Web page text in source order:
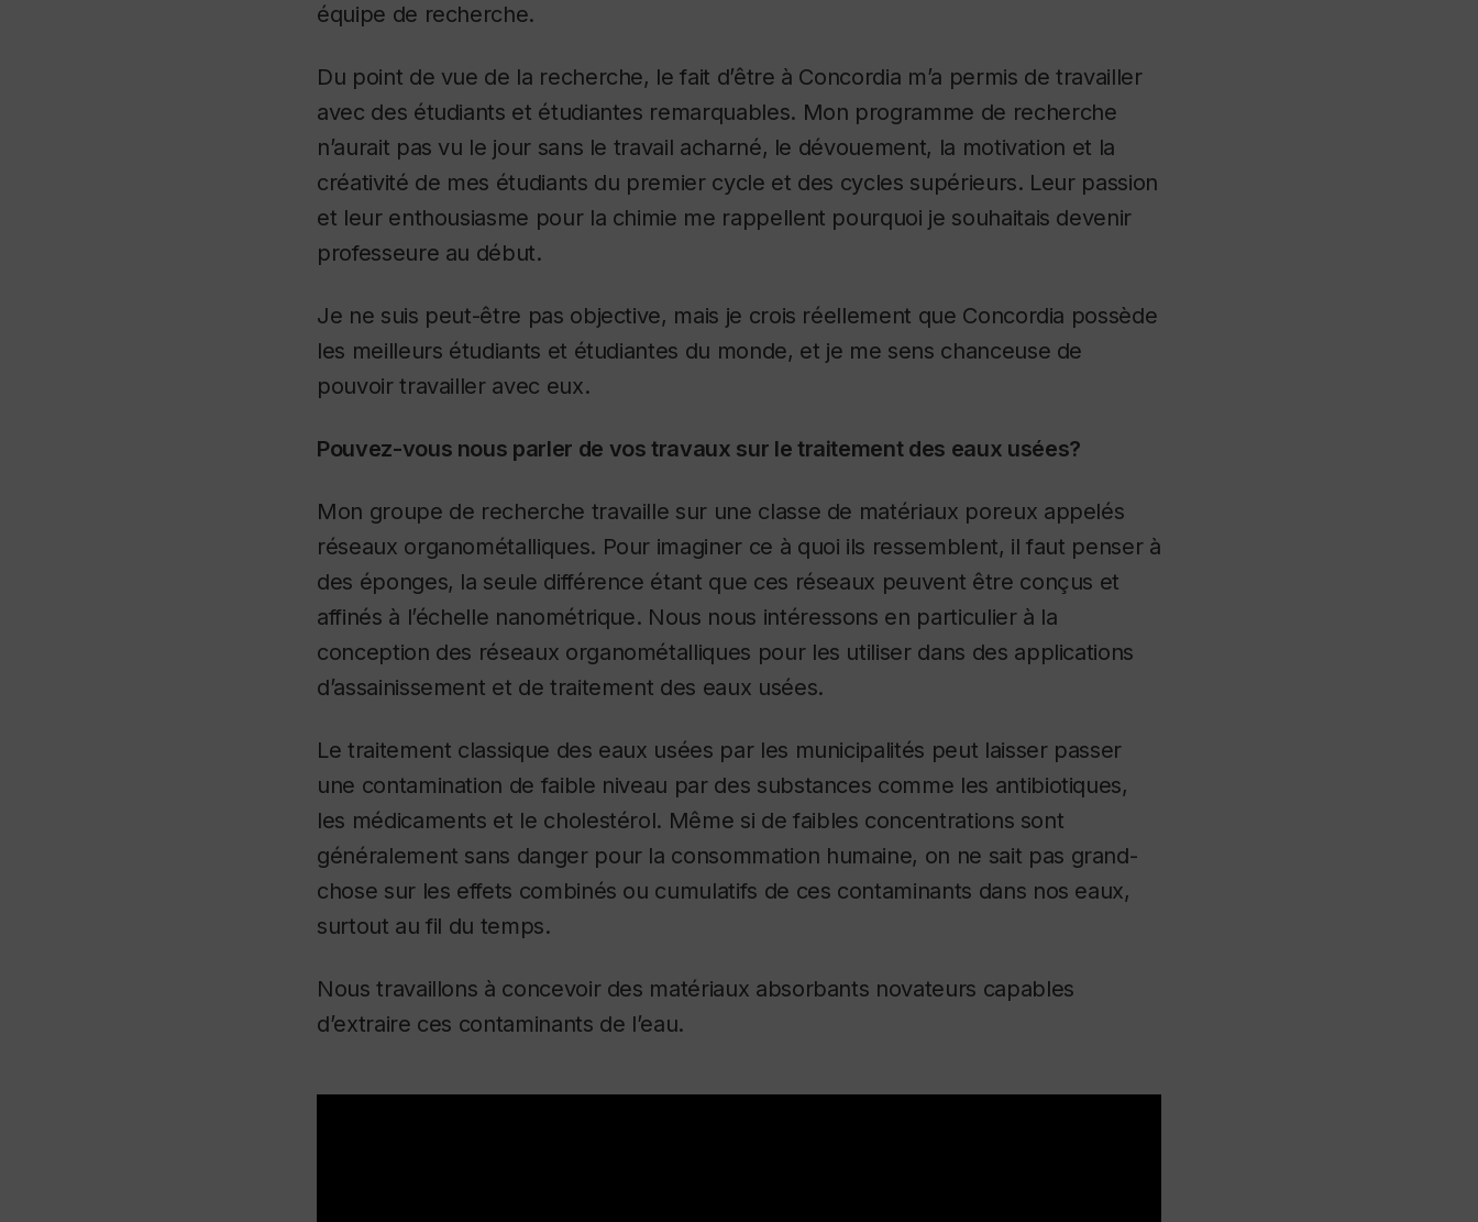
équipe de recherche.
Du point de vue de la recherche, le fait d’être à Concordia m’a permis de travailler
avec des étudiants et étudiantes remarquables. Mon programme de recherche
n’aurait pas vu le jour sans le travail acharné, le dévouement, la motivation et la
créativité de mes étudiants du premier cycle et des cycles supérieurs. Leur passion
et leur enthousiasme pour la chimie me rappellent pourquoi je souhaitais devenir
professeure au début.
Je ne suis peut-être pas objective, mais je crois réellement que Concordia possède
les meilleurs étudiants et étudiantes du monde, et je me sens chanceuse de
pouvoir travailler avec eux.
Pouvez-vous nous parler de vos travaux sur le traitement des eaux usées?
Mon groupe de recherche travaille sur une classe de matériaux poreux appelés
réseaux organométalliques. Pour imaginer ce à quoi ils ressemblent, il faut penser à
des éponges, la seule différence étant que ces réseaux peuvent être conçus et
affinés à l’échelle nanométrique. Nous nous intéressons en particulier à la
conception des réseaux organométalliques pour les utiliser dans des applications
d’assainissement et de traitement des eaux usées.
Le traitement classique des eaux usées par les municipalités peut laisser passer
une contamination de faible niveau par des substances comme les antibiotiques,
les médicaments et le cholestérol. Même si de faibles concentrations sont
généralement sans danger pour la consommation humaine, on ne sait pas grand-
chose sur les effets combinés ou cumulatifs de ces contaminants dans nos eaux,
surtout au fil du temps.
Nous travaillons à concevoir des matériaux absorbants novateurs capables
d’extraire ces contaminants de l’eau.